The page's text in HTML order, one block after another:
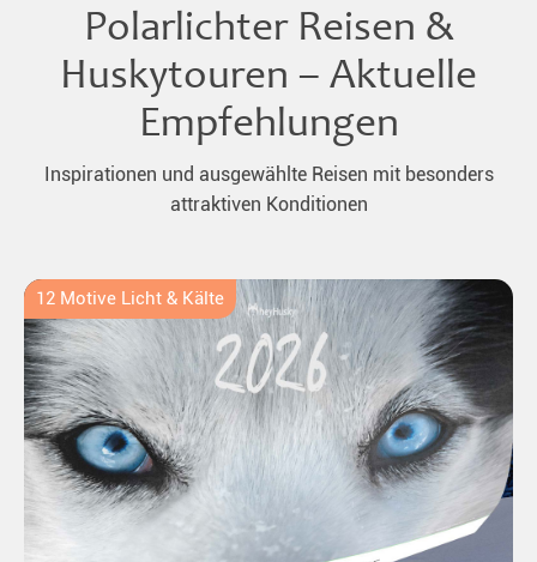
Polarlichter Reisen &
Huskytouren – Aktuelle
Empfehlungen
Inspirationen und ausgewählte Reisen mit besonders
attraktiven Konditionen
12 Motive Licht & Kälte